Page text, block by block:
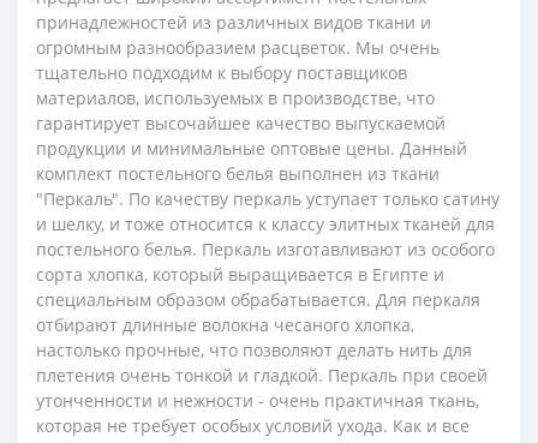
принадлежностей из различных видов ткани и
огромным разнообразием расцветок. Мы очень
тщательно подходим к выбору поставщиков
материалов, используемых в производстве, что
гарантирует высочайшее качество выпускаемой
продукции и минимальные оптовые цены. Данный
комплект постельного белья выполнен из ткани
"Перкаль". По качеству перкаль уступает только сатину
и шелку, и тоже относится к классу элитных тканей для
постельного белья. Перкаль изготавливают из особого
сорта хлопка, который выращивается в Египте и
специальным образом обрабатывается. Для перкаля
отбирают длинные волокна чесаного хлопка,
настолько прочные, что позволяют делать нить для
плетения очень тонкой и гладкой. Перкаль при своей
утонченности и нежности - очень практичная ткань,
которая не требует особых условий ухода. Как и все